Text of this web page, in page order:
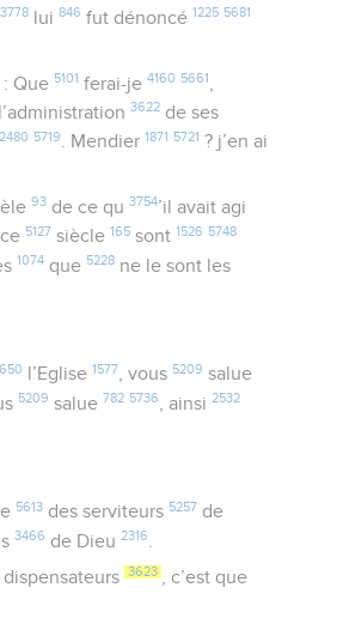
3778 lui846 fut dénoncé 1225 5681
Que 5101 ferai-je 4160 5661
l’administration3622 de ses
2480 5719. Mendier 1871 5721 ? j’en ai
93de ce qu 3754’il avait agi
5127 siècle 165 sont 1526 5748
1074 que 5228 ne le sont les
l’Eglise 1577, vous 5209 salue
5209 salue 782 5736 , ainsi2532
5613des serviteurs 5257 de
3466 de Dieu2316
3623 , c’est que